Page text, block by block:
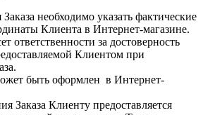
необходимо указать фактические
Клиента в Интернет-магазине.
ответственности за достоверность
Клиентом при
быть оформлен в Интернет-
Заказа Клиенту предоставляется